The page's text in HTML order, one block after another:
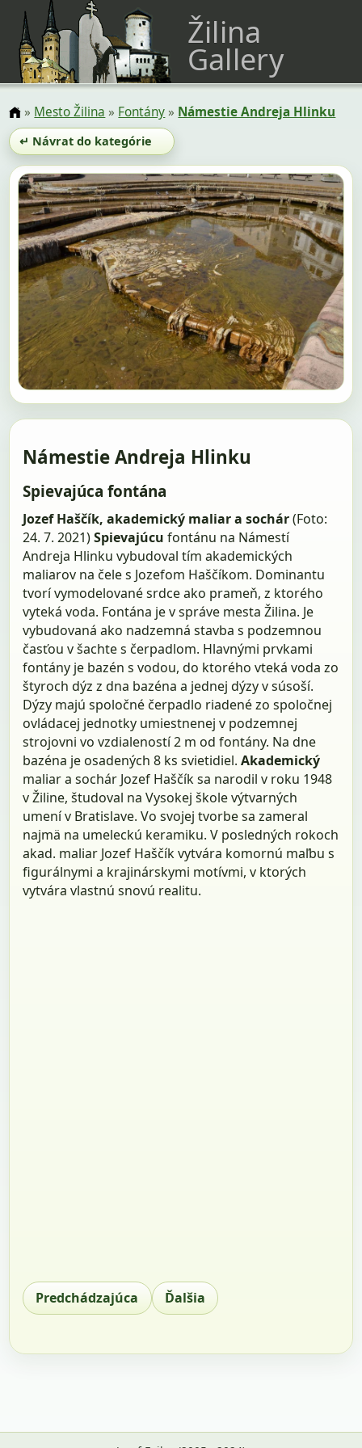
Žilina
Gallery
» Mesto Žilina » Fontány» Námestie Andreja Hlinku
↵ Návrat do kategórie
Námestie Andreja Hlinku
Spievajúca fontána
Jozef Haščík, akademický maliar a sochár(Foto:
24. 7. 2021)Spievajúcu fontánu na Námestí
Andreja Hlinku vybudoval tím akademických
maliarov na čele s Jozefom Haščíkom. Dominantu
tvorí vymodelované srdce ako prameň, z ktorého
vyteká voda. Fontána je v správe mesta Žilina. Je
vybudovaná ako nadzemná stavba s podzemnou
časťou v šachte s čerpadlom. Hlavnými prvkami
fontány je bazén s vodou, do ktorého vteká voda zo
štyroch dýz z dna bazéna a jednej dýzy v súsoší.
Dýzy majú spoločné čerpadlo riadené zo spoločnej
ovládacej jednotky umiestnenej v podzemnej
strojovni vo vzdialeností 2 m od fontány. Na dne
bazéna je osadených 8 ks svietidiel.Akademický
maliar a sochár Jozef Haščík sa narodil v roku 1948
v Žiline, študoval na Vysokej škole výtvarných
umení v Bratislave. Vo svojej tvorbe sa zameral
najmä na umeleckú keramiku. V posledných rokoch
akad. maliar Jozef Haščík vytvára komornú maľbu s
figurálnymi a krajinárskymi motívmi, v ktorých
vytvára vlastnú snovú realitu.
Predchádzajúca Ďalšia